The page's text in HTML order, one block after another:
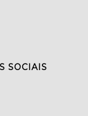
SOCIAIS